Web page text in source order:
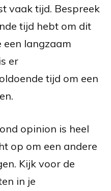
vaak tijd. Bespreek
tijd hebt om dit
een langzaam
er
tijd om een
opinion is heel
op om een andere
Kijk voor de
in je